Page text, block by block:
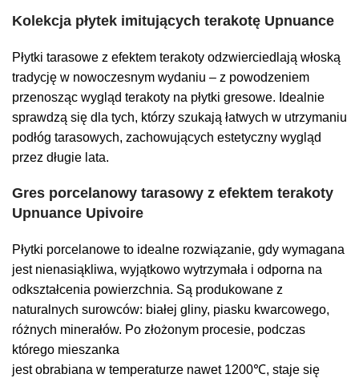
Kolekcja płytek imitujących terakotę Upnuance
Płytki tarasowe z efektem terakoty odzwierciedlają włoską
tradycję w nowoczesnym wydaniu – z powodzeniem
przenosząc wygląd terakoty na płytki gresowe. Idealnie
sprawdzą się dla tych, którzy szukają łatwych w utrzymaniu
podłóg tarasowych, zachowujących estetyczny wygląd
przez długie lata.
Gres porcelanowy tarasowy z efektem terakoty
Upnuance Upivoire
Płytki porcelanowe to idealne rozwiązanie, gdy wymagana
jest nienasiąkliwa, wyjątkowo wytrzymała i odporna na
odkształcenia powierzchnia. Są produkowane z
naturalnych surowców: białej gliny, piasku kwarcowego,
różnych minerałów. Po złożonym procesie, podczas
którego mieszanka
jest obrabiana w temperaturze nawet 1200℃, staje się